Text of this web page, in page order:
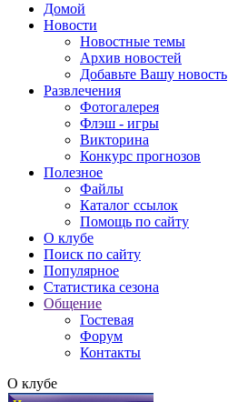
Домой
Новости
Новостные темы
Архив новостей
Добавьте Вашу новость
Развлечения
Фотогалерея
Флэш - игры
Викторина
Конкурс прогнозов
Полезное
Файлы
Каталог ссылок
Помощь по сайту
О клубе
Поиск по сайту
Популярное
Статистика сезона
Общение
Гостевая
Форум
Контакты
О клубе